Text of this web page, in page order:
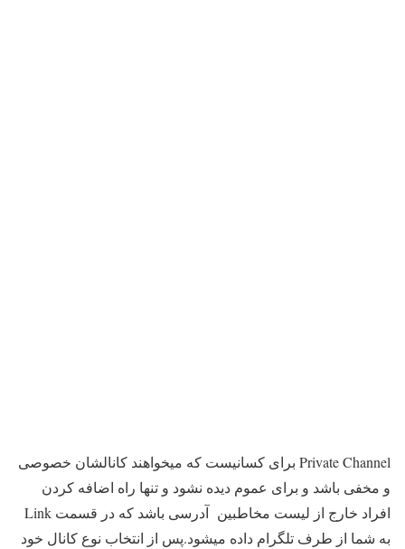
Private Channel برای کسانیست که میخواهند کانالشان خصوصی
و مخفی باشد و برای عموم دیده نشود و تنها راه اضافه کردن
افراد خارج از لیست مخاطبین آدرسی باشد که در قسمت Link
به شما از طرف تلگرام داده میشود.پس از انتخاب نوع کانال خود